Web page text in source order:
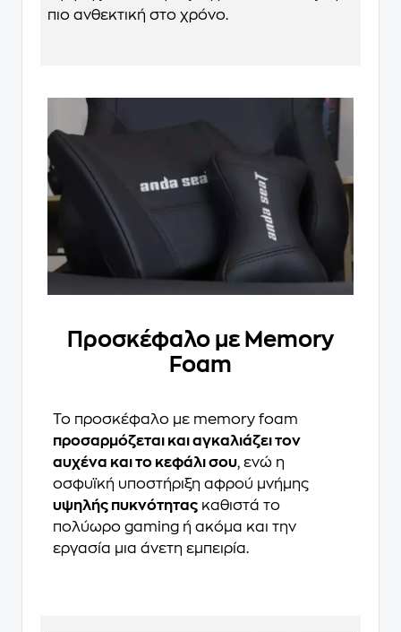
πιο ανθεκτική στο χρόνο.
Προσκέφαλο με Μemory
Foam
Το προσκέφαλο με memory foam
προσαρμόζεται και αγκαλιάζει τον
αυχένα και το κεφάλι σου, ενώ η
οσφυϊκή υποστήριξη αφρού μνήμης
υψηλής πυκνότητας καθιστά το
πολύωρο gaming ή ακόμα και την
εργασία μια άνετη εμπειρία.